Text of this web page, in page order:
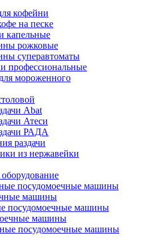
кофейни
на песке
капельные
рожковые
суперавтоматы
профессиональные
мороженного
Abat
Атеси
РАДА
раздачи
из нержавейки
посудомоечные машины
машины
посудомоечные машины
машины
посудомоечные машины